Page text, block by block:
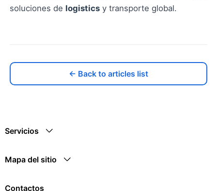
soluciones de logistics y transporte global.
← Back to articles list
Servicios
Mapa del sitio
Contactos